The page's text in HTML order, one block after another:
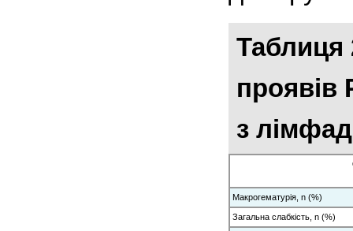
Таблиця
проявів
з
Макрогематурія, n (%)
Загальна слабкість, n (%)